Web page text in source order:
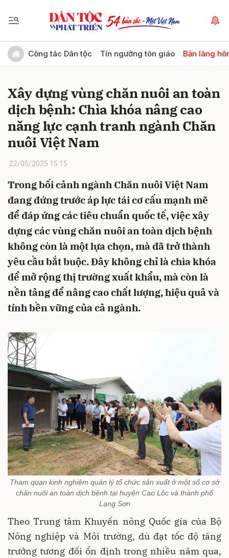
Công tác Dân tộc Tín ngưỡng tôn giáo Bản làng
Xây dựng vùng chăn nuôi an toàn
dịch bệnh: Chìa khóa nâng cao
năng lực cạnh tranh ngành Chăn
nuôi Việt Nam
22/05/2025 15:15
Trong bối cảnh ngành Chăn nuôi Việt Nam
đang đứng trước áp lực tái cơ cấu mạnh mẽ
để đáp ứng các tiêu chuẩn quốc tế, việc xây
dựng các vùng chăn nuôi an toàn dịch bệnh
không còn là một lựa chọn, mà đã trở thành
yêu cầu bắt buộc. Đây không chỉ là chìa khóa
để mở rộng thị trường xuất khẩu, mà còn là
nền tảng để nâng cao chất lượng, hiệu quả và
tính bền vững của cả ngành.
Tham quan kinh nghiệm quản lý tổ chức sản xuất ở một số cơ sở
chăn nuôi an toàn dịch bệnh tại huyện Cao Lộc và thành phố
Lạng Sơn
Theo Trung tâm Khuyến nông Quốc gia của Bộ
Nông nghiệp và Môi trường, dù đạt tốc độ tăng
trưởng tương đối ổn định trong nhiều năm qua,
Gửi bình luận